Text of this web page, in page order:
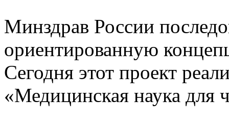
Минздрав России
ориентированную
Сегодня этот проект
«Медицинская наука для